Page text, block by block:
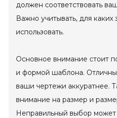
должен соответствовать
Важно учитывать, для каких
использовать.
Основное внимание стоит
и формой шаблона.
ваши чертежи аккуратнее.
внимание на размер и
Неправильный выбор